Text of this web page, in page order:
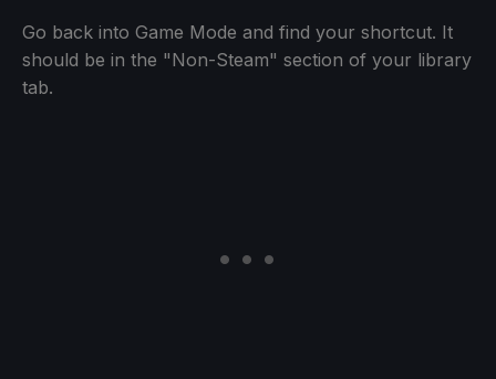
Go back into Game Mode and find your shortcut. It
should be in the "Non-Steam" section of your library
tab.